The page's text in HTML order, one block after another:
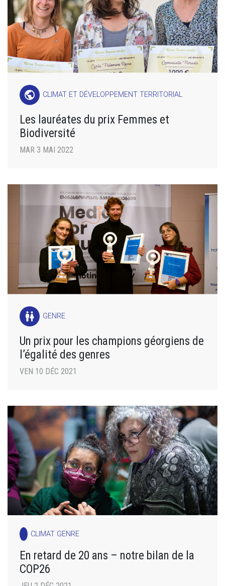
public CLIMAT ET DÉVELOPPEMENT TERRITORIAL
Les lauréates du prix Femmes et
Biodiversité
MAR 3 MAI 2022
wc GENRE
Un prix pour les champions géorgiens de
l’égalité des genres
VEN 10 DÉC 2021
CLIMAT GENRE
En retard de 20 ans – notre bilan de la
COP26